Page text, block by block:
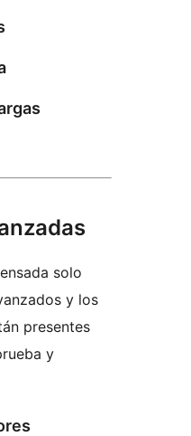
solo
y los
presentes
y